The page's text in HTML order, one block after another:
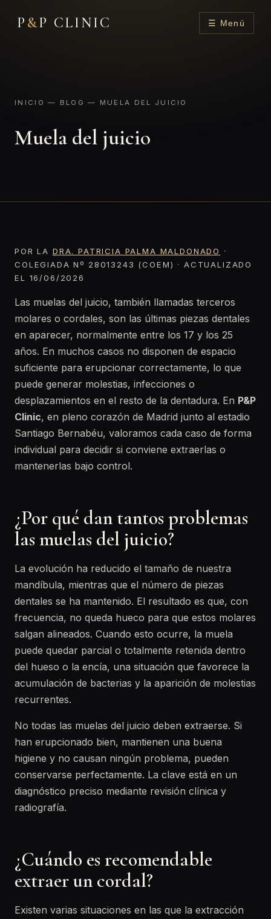
P &P CLINIC ☰ Menú
INICIO — BLOG — MUELA DEL JUICIO
Muela del juicio
POR LA DRA. PATRICIA PALMA MALDONADO
·
COLEGIADA Nº 28013243 (COEM) · ACTUALIZADO
EL 16/06/2026
Las muelas del juicio, también llamadas terceros
molares o cordales, son las últimas piezas dentales
en aparecer, normalmente entre los 17 y los 25
años. En muchos casos no disponen de espacio
suficiente para erupcionar correctamente, lo que
puede generar molestias, infecciones o
desplazamientos en el resto de la dentadura. En P&P
Clinic, en pleno corazón de Madrid junto al estadio
Santiago Bernabéu, valoramos cada caso de forma
individual para decidir si conviene extraerlas o
mantenerlas bajo control.
¿Por qué dan tantos problemas
las muelas del juicio?
La evolución ha reducido el tamaño de nuestra
mandíbula, mientras que el número de piezas
dentales se ha mantenido. El resultado es que, con
frecuencia, no queda hueco para que estos molares
salgan alineados. Cuando esto ocurre, la muela
puede quedar parcial o totalmente retenida dentro
del hueso o la encía, una situación que favorece la
acumulación de bacterias y la aparición de molestias
recurrentes.
No todas las muelas del juicio deben extraerse. Si
han erupcionado bien, mantienen una buena
higiene y no causan ningún problema, pueden
conservarse perfectamente. La clave está en un
diagnóstico preciso mediante revisión clínica y
radiografía.
¿Cuándo es recomendable
extraer un cordal?
Existen varias situaciones en las que la extracción